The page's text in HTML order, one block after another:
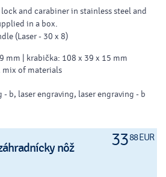
and carabiner in stainless steel and
in a box.
(Laser - 30 x 8)
mm | krabička: 108 x 39 x 15 mm
mix of materials
b, laser engraving, laser engraving - b
3388 EUR
nôž